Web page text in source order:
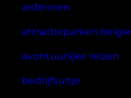
ardennen
attractieparken belgie
avontuurlijke reizen
bedrijfsuitje